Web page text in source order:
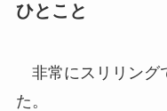
ひとこと
非常にスリリング
た。